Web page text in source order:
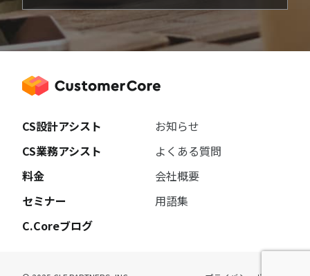
CS設計アシスト
CS業務アシスト
料金
セミナー
C.Coreブログ
お知らせ
よくある質問
会社概要
用語集